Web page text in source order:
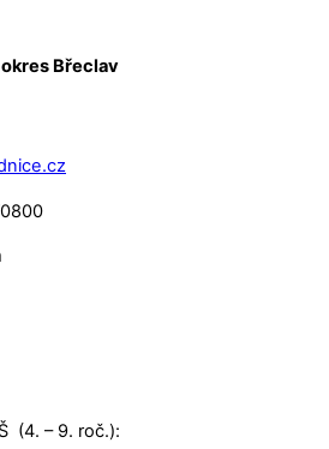
Břeclav
(4. – 9. roč.):